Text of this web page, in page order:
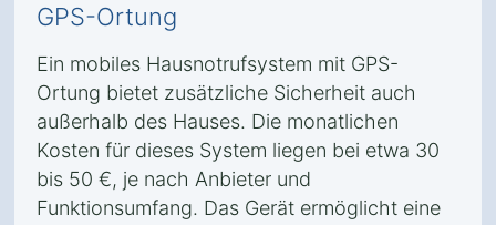
GPS-Ortung
Ein mobiles Hausnotrufsystem mit GPS-
Ortung bietet zusätzliche Sicherheit auch
außerhalb des Hauses. Die monatlichen
Kosten für dieses System liegen bei etwa 30
bis 50 €, je nach Anbieter und
Funktionsumfang. Das Gerät ermöglicht eine